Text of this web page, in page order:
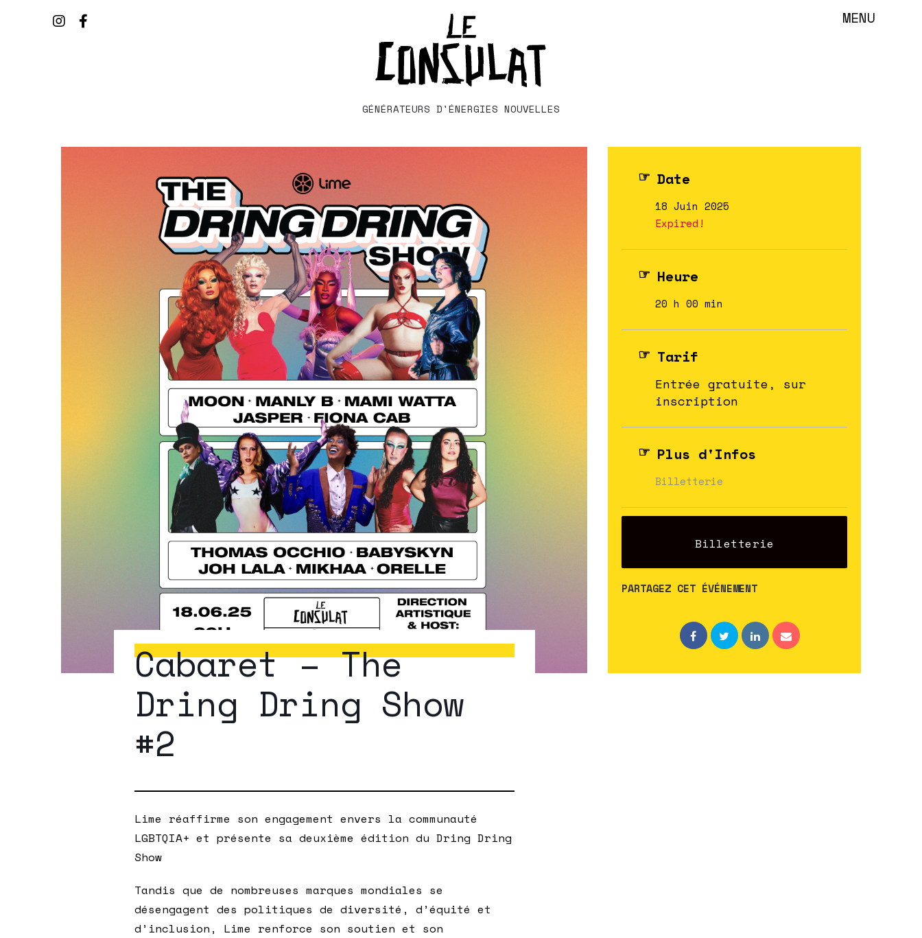
MENU
GÉNÉRATEURS D'ÉNERGIES NOUVELLES
Cabaret – The
Dring Dring Show
#2
Lime réaffirme son engagement envers la communauté
LGBTQIA+ et présente sa deuxième édition du Dring Dring
Show
Tandis que de nombreuses marques mondiales se
désengagent des politiques de diversité, d’équité et
d’inclusion, Lime renforce son soutien et son
Date
18 Juin 2025
Expired!
Heure
20 h 00 min
Tarif
Entrée gratuite, sur
inscription
Plus d'Infos
Billetterie
Billetterie
PARTAGEZ CET ÉVÉNEMENT